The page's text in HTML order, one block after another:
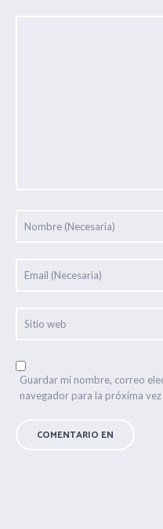
Guardar mi nombre, correo
navegador para la próxima